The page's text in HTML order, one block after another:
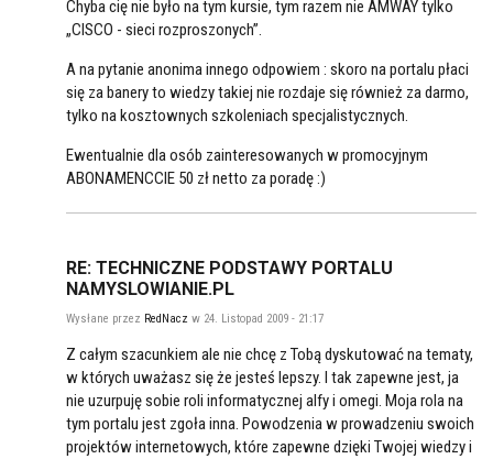
Chyba cię nie było na tym kursie, tym razem nie AMWAY tylko
„CISCO - sieci rozproszonych”.
A na pytanie anonima innego odpowiem : skoro na portalu płaci
się za banery to wiedzy takiej nie rozdaje się również za darmo,
tylko na kosztownych szkoleniach specjalistycznych.
Ewentualnie dla osób zainteresowanych w promocyjnym
ABONAMENCCIE 50 zł netto za poradę :)
RE: TECHNICZNE PODSTAWY PORTALU
NAMYSLOWIANIE.PL
Wysłane przez RedNacz w 24. Listopad 2009 - 21:17
Z całym szacunkiem ale nie chcę z Tobą dyskutować na tematy,
w których uważasz się że jesteś lepszy. I tak zapewne jest, ja
nie uzurpuję sobie roli informatycznej alfy i omegi. Moja rola na
tym portalu jest zgoła inna. Powodzenia w prowadzeniu swoich
projektów internetowych, które zapewne dzięki Twojej wiedzy i